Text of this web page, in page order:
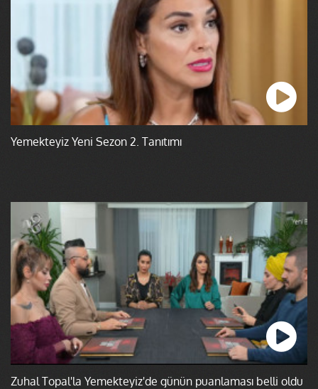
Yemekteyiz Yeni Sezon 2. Tanıtımı
Zuhal Topal'la Yemekteyiz'de günün puanlaması belli oldu